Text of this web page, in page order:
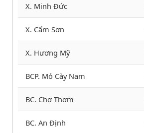
X. Minh Đức
X. Cẩm Sơn
X. Hương Mỹ
BCP. Mỏ Cày Nam
BC. Chợ Thơm
BC. An Định